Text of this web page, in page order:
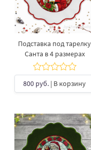
Подставка под тарелку
Санта в 4 размерах
800 руб. | В корзину